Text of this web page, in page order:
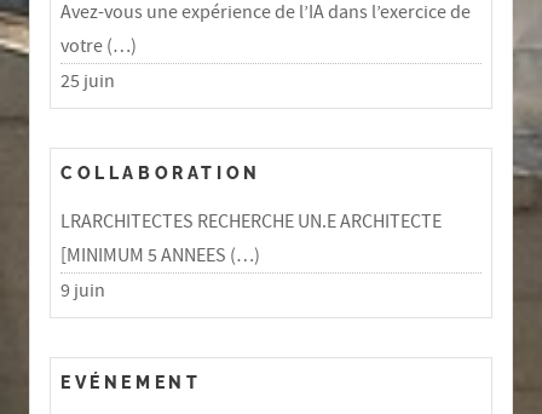
Avez-vous une expérience de l’IA dans l’exercice de
votre (…)
25 juin
COLLABORATION
LRARCHITECTES RECHERCHE UN.E ARCHITECTE
[MINIMUM 5 ANNEES (…)
9 juin
EVÉNEMENT